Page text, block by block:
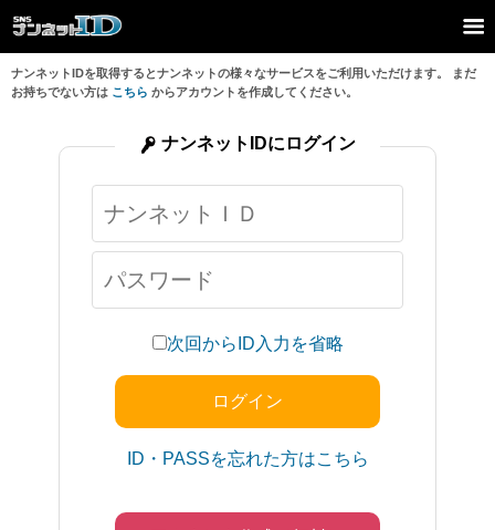
ナンネットIDを取得するとナンネットの様々なサービスをご利用いただけます。 まだ
お持ちでない方は こちら からアカウントを作成してください。
次回からID入力を省略
ID・PASSを忘れた方はこちら
ナンネットIDにログイン